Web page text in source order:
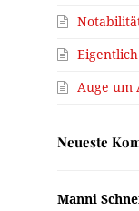
Auge um
Neueste
Manni